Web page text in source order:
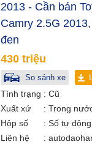
2013 - Cần bán
Camry 2.5G
đen
430 triệu
So sánh xe
Tình trạng
Cũ
Xuất xứ
Trong
Hộp số
Số tự động
Liên hệ